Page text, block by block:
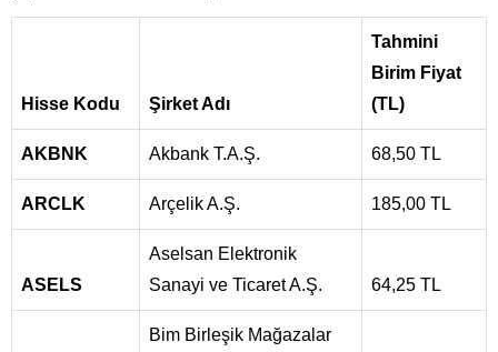
Hisse Kodu Şirket Adı
Tahmini
Birim Fiyat
(TL)
AKBNK Akbank T.A.Ş. 68,50 TL
ARCLK Arçelik A.Ş. 185,00 TL
ASELS
Aselsan Elektronik
Sanayi ve Ticaret A.Ş.
64,25 TL
Bim Birleşik Mağazalar